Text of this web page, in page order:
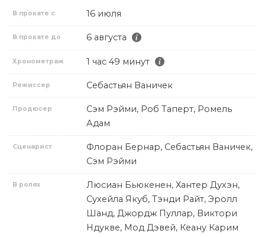
В прокате с 16 июля
В прокате до 6 августа
Хронометраж 1 час 49 минут
Режиссер Себастьян Ваничек
Продюсер
Сэм Рэйми, Роб Таперт, Ромель
Адам
Сценарист
Флоран Бернар, Себастьян Ваничек,
Сэм Рэйми
В ролях
Люсиан Бьюкенен, Хантер Духэн,
Сухейла Якуб, Тэнди Райт, Эролл
Шанд, Джордж Пуллар, Виктори
Ндукве, Мод Дэвей, Кеану Карим